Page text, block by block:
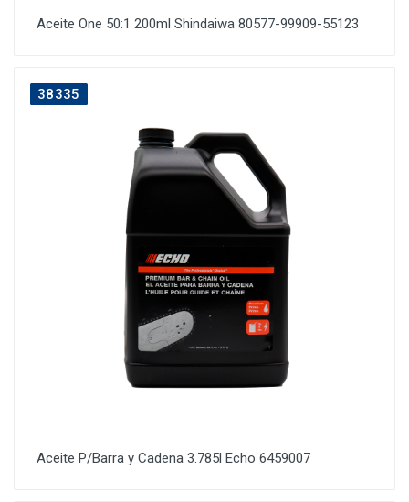
Aceite One 50:1 200ml Shindaiwa 80577-99909-55123
38335
Aceite P/Barra y Cadena 3.785l Echo 6459007